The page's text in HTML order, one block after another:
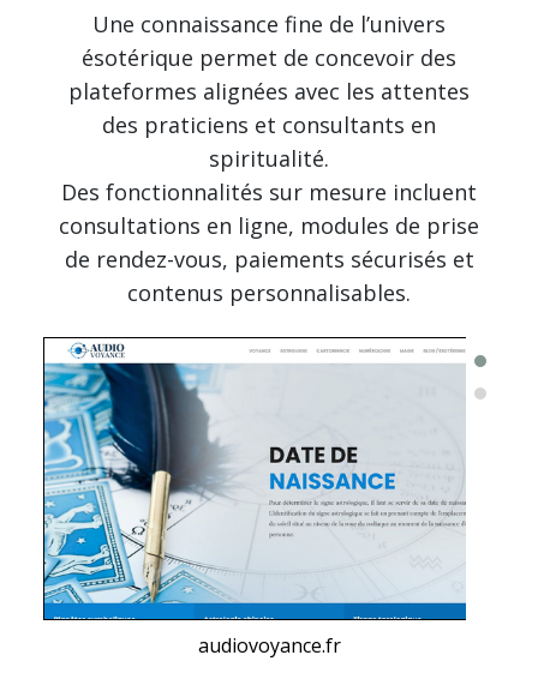
Une connaissance fine de l’univers
ésotérique permet de concevoir des
plateformes alignées avec les attentes
des praticiens et consultants en
spiritualité.
Des fonctionnalités sur mesure incluent
consultations en ligne, modules de prise
de rendez-vous, paiements sécurisés et
contenus personnalisables.
audiovoyance.fr